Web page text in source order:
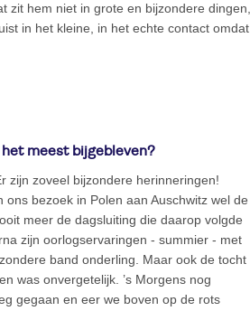
zit hem niet in grote en bijzondere dingen,
in het kleine, in het echte contact omdat
meest bijgebleven?
zijn zoveel bijzondere herinneringen!
bezoek in Polen aan Auschwitz wel de
meer de dagsluiting die daarop volgde
zijn oorlogservaringen - summier - met
band onderling. Maar ook de tocht
was onvergetelijk. ’s Morgens nog
gegaan en eer we boven op de rots